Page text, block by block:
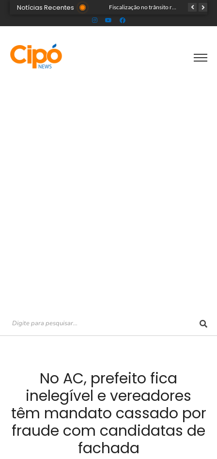
Notícias Recentes TRAGÉDIA: helicóptero cai e mata quatro pessoas; vítimas eram turistas
No AC, prefeito fica
inelegível e vereadores
têm mandato cassado por
fraude com candidatas de
fachada